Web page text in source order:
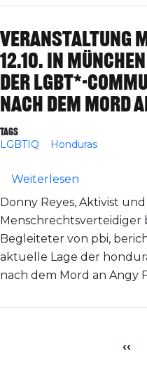
Veranstaltung
12.10. in
der LGBT*-
nach dem Mord
Tags
LGBTIQ Honduras
Weiterlesen
Donny Reyes, Aktivist
Menschrechtsverteidiger
Begleiteter von pbi,
aktuelle Lage der
nach dem Mord an Angy
Seitennummerierung
‹‹